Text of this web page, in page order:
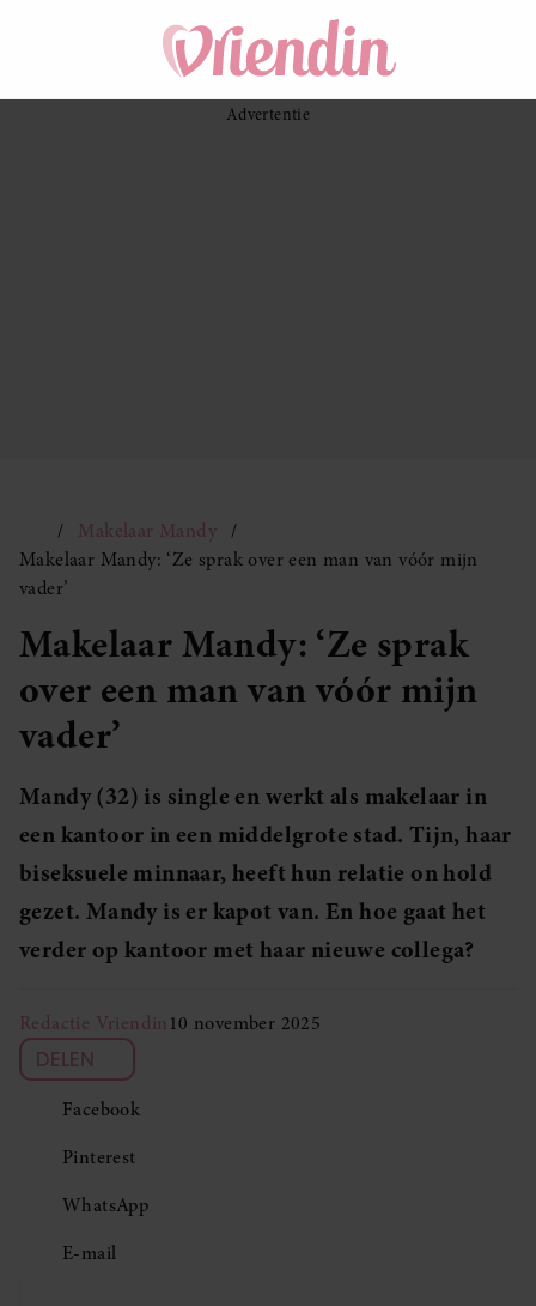
Makelaar Mandy
Makelaar Mandy: ‘Ze sprak over een man van vóór mijn
vader’
Makelaar Mandy: ‘Ze sprak
over een man van vóór mijn
vader’
Mandy (32) is single en werkt als makelaar in
een kantoor in een middelgrote stad. Tijn, haar
biseksuele minnaar, heeft hun relatie on hold
gezet. Mandy is er kapot van. En hoe gaat het
verder op kantoor met haar nieuwe collega?
Redactie Vriendin10 november 2025
DELEN
Facebook
Pinterest
WhatsApp
E-mail